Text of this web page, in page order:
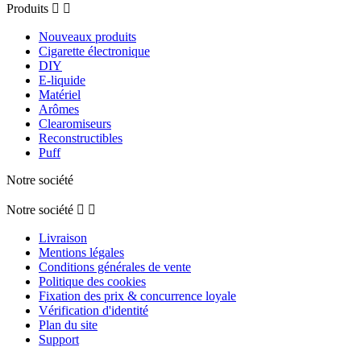
Produits  
Nouveaux produits
Cigarette électronique
DIY
E-liquide
Matériel
Arômes
Clearomiseurs
Reconstructibles
Puff
Notre société
Notre société  
Livraison
Mentions légales
Conditions générales de vente
Politique des cookies
Fixation des prix & concurrence loyale
Vérification d'identité
Plan du site
Support